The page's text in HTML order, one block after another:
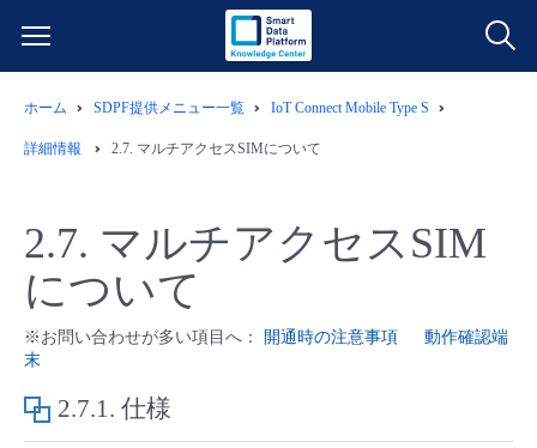
サービス一覧
クラウド/サーバー
データ利活用
ネットワーク
料金情報
データ利活用
ご利用開始ガイド
ユースケース
ホーム SDPF提供メニュー一覧 IoT Connect Mobile Type S
詳細情報 2.7. マルチアクセスSIMについて
2.7. マルチアクセスSIM
について
※お問い合わせが多い項目へ： 開通時の注意事項
動作確認端
末
2.7.1. 仕様